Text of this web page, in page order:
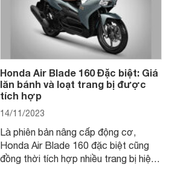
Honda Air Blade 160 Đặc biệt: Giá
lăn bánh và loạt trang bị được
tích hợp
14/11/2023
Là phiên bản nâng cấp động cơ,
Honda Air Blade 160 đặc biệt cũng
đồng thời tích hợp nhiều trang bị hiện